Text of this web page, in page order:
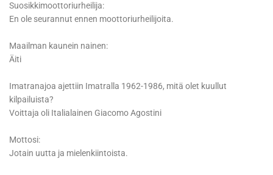
Suosikkimoottoriurheilija:
En ole seurannut ennen moottoriurheilijoita.
Maailman kaunein nainen:
Äiti
Imatranajoa ajettiin Imatralla 1962-1986, mitä olet kuullut
kilpailuista?
Voittaja oli Italialainen Giacomo Agostini
Mottosi:
Jotain uutta ja mielenkiintoista.